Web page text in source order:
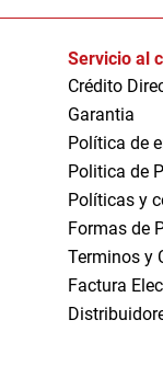
Servicio al
Crédito
Garantia
Política de
Politica de
Políticas y
Formas de
Terminos y
Factura